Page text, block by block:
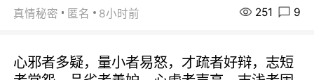
真情秘密 匿名 8小时前 251 9
心邪者多疑，量小者易怒，才疏者好辩，志短